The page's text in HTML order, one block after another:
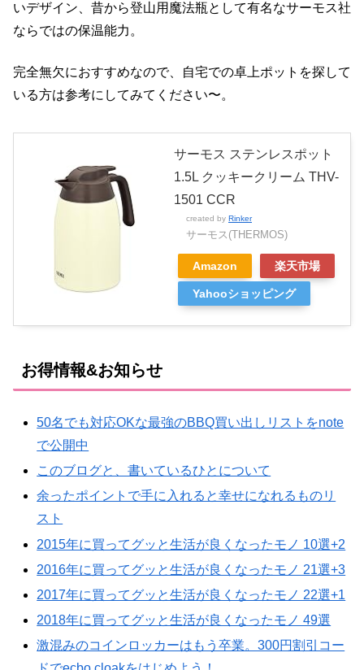
いデザイン、昔から登山用魔法瓶として有名なサーモス社
ならではの保温能力。
完全無欠におすすめなので、自宅での卓上ポットを探して
いる方は参考にしてみてください〜。
サーモス ステンレスポット
1.5L クッキークリーム THV-
1501 CCR
created by Rinker
サーモス(THERMOS)
Amazon 楽天市場
Yahooショッピング
お得情報&お知らせ
50名でも対応OKな最強のBBQ買い出しリストをnote
で公開中
このブログと、書いているひとについて
余ったポイントで手に入れると幸せになれるものリ
スト
2015年に買ってグッと生活が良くなったモノ 10選+2
2016年に買ってグッと生活が良くなったモノ 21選+3
2017年に買ってグッと生活が良くなったモノ 22選+1
2018年に買ってグッと生活が良くなったモノ 49選
激混みのコインロッカーはもう卒業。300円割引コー